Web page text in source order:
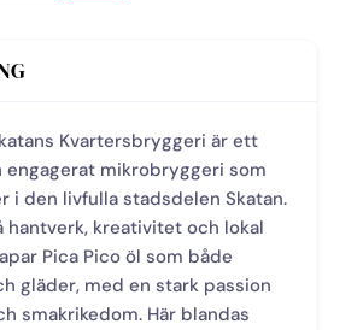
Kvartersbryggeri är ett
mikrobryggeri som
i den livfulla stadsdelen Skatan.
hantverk, kreativitet och lokal
Pica Pico öl som både
gläder, med en stark passion
smakrikedom. Här blandas